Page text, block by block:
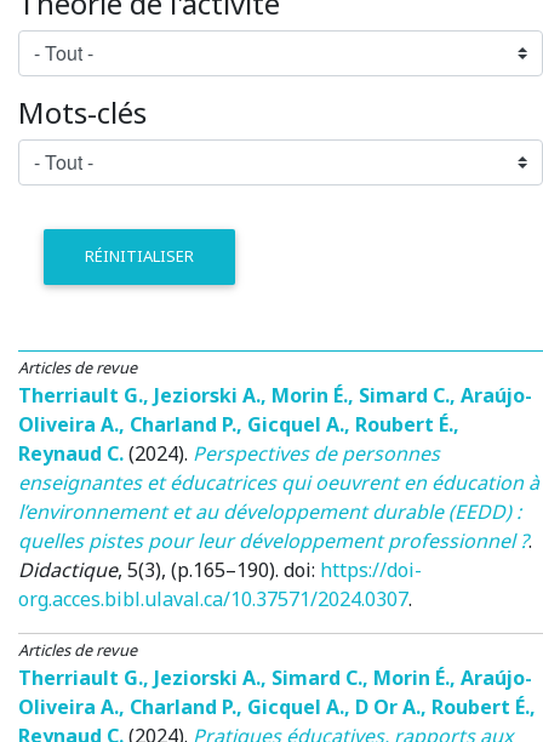
Mots-clés
RÉINITIALISER
Articles de revue
Therriault G., Jeziorski A., Morin É., Simard C., Araújo-
Oliveira A., Charland P., Gicquel A., Roubert É.,
Reynaud C.(2024). Perspectives de personnes
enseignantes et éducatrices qui oeuvrent en éducation à
l’environnement et au développement durable (EEDD) :
quelles pistes pour leur développement professionnel ?.
Didactique, 5(3), (p.165–190). doi: https://doi-
org.acces.bibl.ulaval.ca/10.37571/2024.0307.
Articles de revue
Therriault G., Jeziorski A., Simard C., Morin É., Araújo-
Oliveira A., Charland P., Gicquel A., D Or A., Roubert É.,
Reynaud C.(2024). Pratiques éducatives, rapports aux